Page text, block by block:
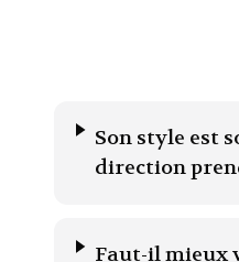
Son style est
direction
Faut-il mieux